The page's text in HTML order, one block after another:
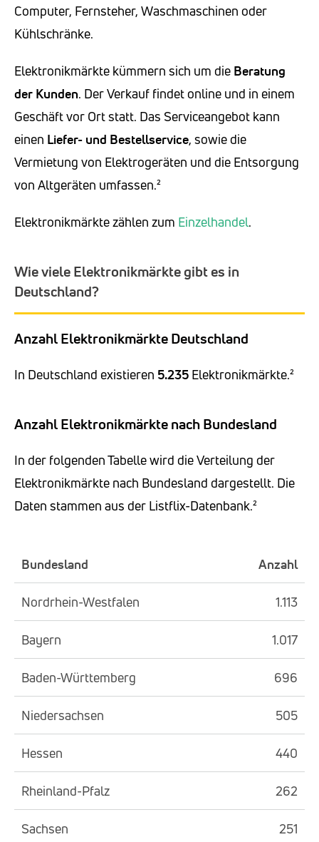
Computer, Fernsteher, Waschmaschinen oder
Kühlschränke.
Elektronikmärkte kümmern sich um die Beratung
der Kunden. Der Verkauf findet online und in einem
Geschäft vor Ort statt. Das Serviceangebot kann
einen Liefer- und Bestellservice, sowie die
Vermietung von Elektrogeräten und die Entsorgung
von Altgeräten umfassen.²
Elektronikmärkte zählen zum Einzelhandel.
Wie viele Elektronikmärkte gibt es in
Deutschland?
Anzahl Elektronikmärkte Deutschland
In Deutschland existieren 5.235 Elektronikmärkte.²
Anzahl Elektronikmärkte nach Bundesland
In der folgenden Tabelle wird die Verteilung der
Elektronikmärkte nach Bundesland dargestellt. Die
Daten stammen aus der Listflix-Datenbank.²
Bundesland Anzahl
Nordrhein-Westfalen 1.113
Bayern 1.017
Baden-Württemberg 696
Niedersachsen 505
Hessen 440
Rheinland-Pfalz 262
Sachsen 251